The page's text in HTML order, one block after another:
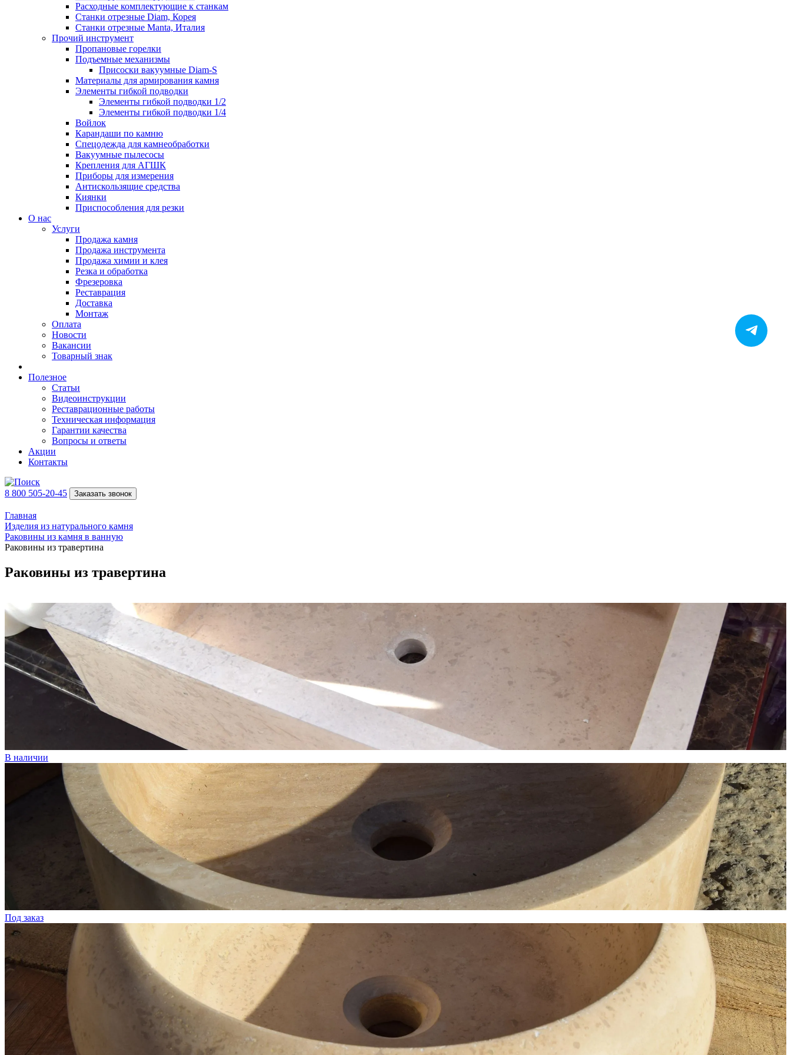
Расходные комплектующие к станкам
Станки отрезные Diam, Корея
Станки отрезные Manta, Италия
Прочий инструмент
Пропановые горелки
Подъeмные механизмы
Присоски вакуумные Diam-S
Материалы для армирования камня
Элементы гибкой подводки
Элементы гибкой подводки 1/2
Элементы гибкой подводки 1/4
Войлок
Карандаши по камню
Спецодежда для камнеобработки
Вакуумные пылесосы
Крепления для АГШК
Приборы для измерения
Антискользящие средства
Киянки
Приспособления для резки
О нас
Услуги
Продажа камня
Продажа инструмента
Продажа химии и клея
Резка и обработка
Фрезеровка
Реставрация
Доставка
Монтаж
Оплата
Новости
Вакансии
Товарный знак
Полезное
Статьи
Видеоинструкции
Реставрационные работы
Техническая информация
Гарантии качества
Вопросы и ответы
Акции
Контакты
8 800 505-20-45 Заказать звонок
Главная
Изделия из натурального камня
Раковины из камня в ванную
Раковины из травертина
Раковины из травертина
В наличии
Под заказ